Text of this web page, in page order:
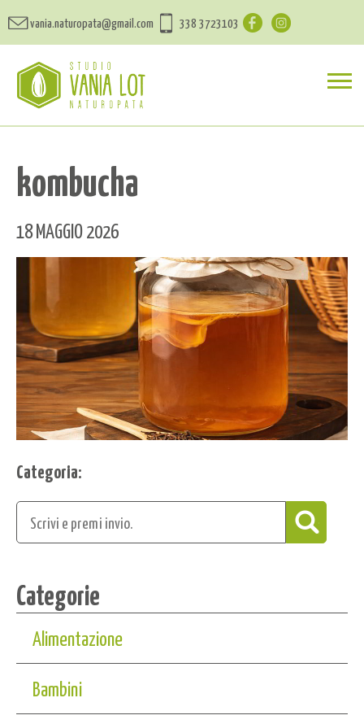
vania.naturopata@gmail.com 338 3723103
kombucha
18 MAGGIO 2026
Categoria:
Categorie
Alimentazione
Bambini